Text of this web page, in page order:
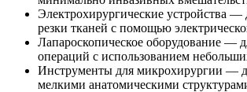
Электрохирургические устройства —
резки тканей с помощью
Лапароскопическое оборудование —
операций с использованием
Инструменты для микрохирургии —
мелкими анатомическими